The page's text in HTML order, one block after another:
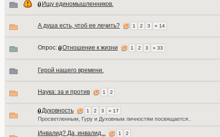
Ищу единомышленников.
А душа есть, чтоб ее лечить? 1 2 3 » 14
Опрос: Отношение к жизни 1 2 3 » 33
Герой нашего времени.
Наука: за и против 1 2
Духовность 1 2 3 » 17
Просветленным, Гуру и Духовным личностям посвящается..
Инвалид? Да, инвалид... 1 2